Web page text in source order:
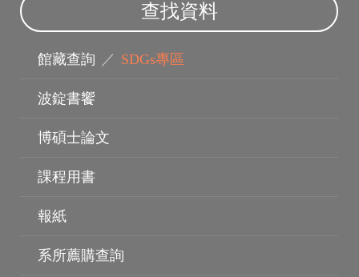
查找資料
館藏查詢 ／ SDGs專區
波錠書饗
博碩士論文
課程用書
報紙
系所薦購查詢